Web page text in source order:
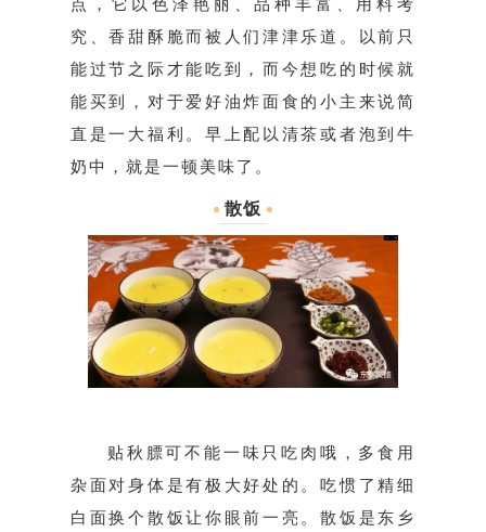
点，它以色泽艳丽、品种丰富、用料考
究、香甜酥脆而被人们津津乐道。以前只
能过节之际才能吃到，而今想吃的时候就
能买到，对于爱好油炸面食的小主来说简
直是一大福利。早上配以清茶或者泡到牛
奶中，就是一顿美味了。
散饭
贴秋膘可不能一味只吃肉哦，多食用
杂面对身体是有极大好处的。吃惯了精细
白面换个散饭让你眼前一亮。散饭是东乡